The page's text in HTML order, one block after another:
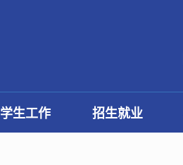
学生工作 招生就业